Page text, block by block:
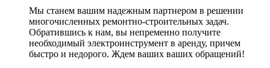
Мы станем вашим надежным партнером в решении
многочисленных ремонтно-строительных задач.
Обратившись к нам, вы непременно получите
необходимый электроинструмент в аренду, причем
быстро и недорого. Ждем ваших ваших обращений!